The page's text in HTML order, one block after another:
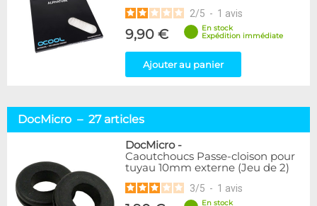
2/5 - 1 avis
9,90 €
En stock
Expédition immédiate
Ajouter au panier
DocMicro – 27 articles
DocMicro-
Caoutchoucs Passe-cloison pour
tuyau 10mm externe (Jeu de 2)
3/5 - 1 avis
En stock